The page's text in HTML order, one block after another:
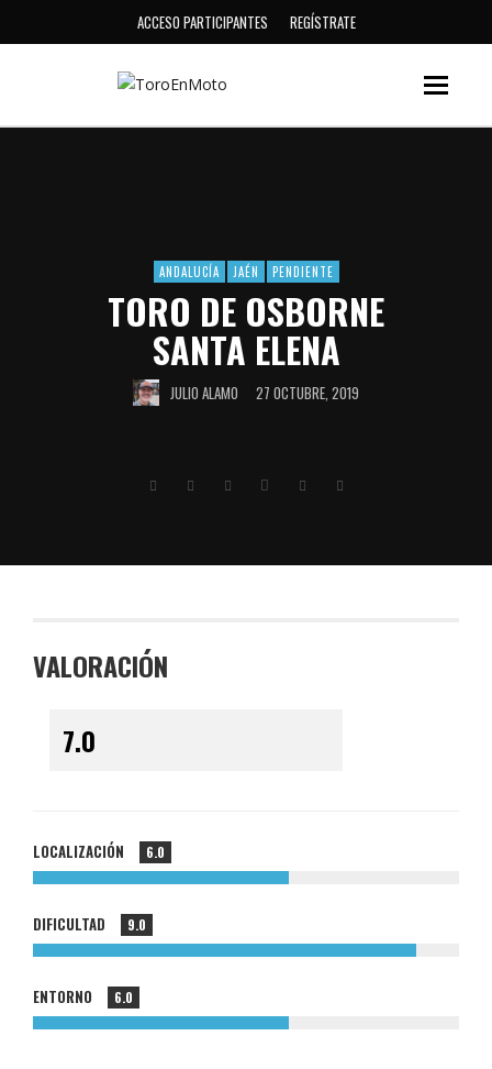
ACCESO PARTICIPANTES REGÍSTRATE
ANDALUCÍA JAÉN PENDIENTE
TORO DE OSBORNE
SANTA ELENA
JULIO ALAMO 27 OCTUBRE, 2019
VALORACIÓN
LOCALIZACIÓN 6.0
DIFICULTAD 9.0
ENTORNO 6.0